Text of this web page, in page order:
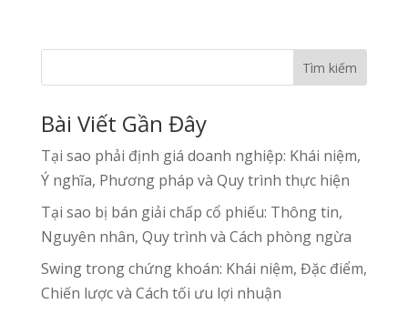
Tìm kiếm
Bài Viết Gần Đây
Tại sao phải định giá doanh nghiệp: Khái niệm,
Ý nghĩa, Phương pháp và Quy trình thực hiện
Tại sao bị bán giải chấp cổ phiếu: Thông tin,
Nguyên nhân, Quy trình và Cách phòng ngừa
Swing trong chứng khoán: Khái niệm, Đặc điểm,
Chiến lược và Cách tối ưu lợi nhuận